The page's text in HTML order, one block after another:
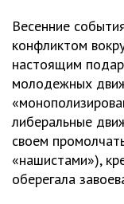
Весенние
конфликтом
настоящим
молодежных
либеральные
своем
«нашистами»),
оберегала